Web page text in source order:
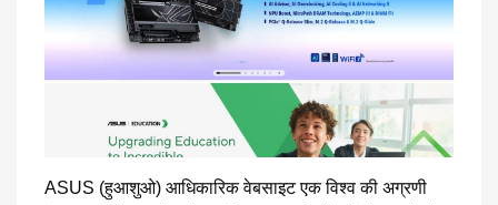
ASUS (हुआशुओ) आधिकारिक वेबसाइट एक विश्व की अग्रणी